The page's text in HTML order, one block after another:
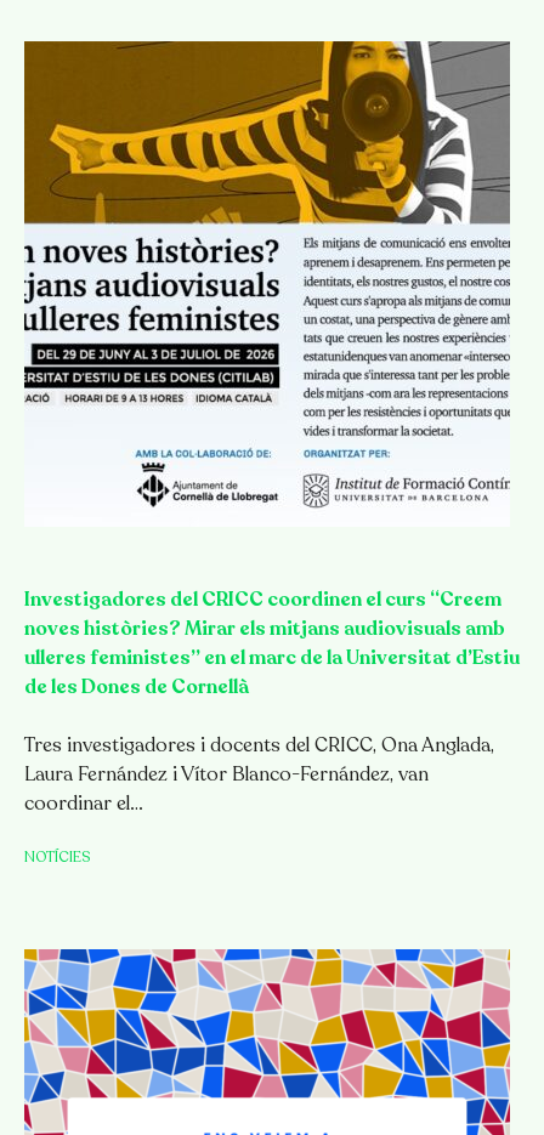
Investigadores del CRICC coordinen el curs “Creem
noves històries? Mirar els mitjans audiovisuals amb
ulleres feministes” en el marc de la Universitat d’Estiu
de les Dones de Cornellà
Tres investigadores i docents del CRICC, Ona Anglada,
Laura Fernández i Vítor Blanco-Fernández, van
coordinar el…
NOTÍCIES